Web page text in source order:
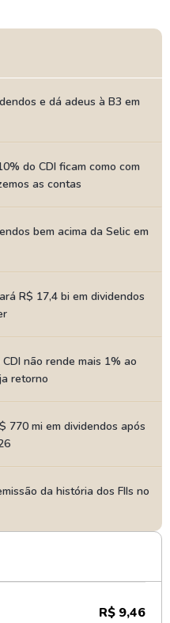
e dá adeus à B3 em
do CDI ficam como com
as contas
bem acima da Selic em
R$ 17,4 bi em dividendos
não rende mais 1% ao
retorno
770 mi em dividendos após
da história dos FIIs no
R$ 9,46